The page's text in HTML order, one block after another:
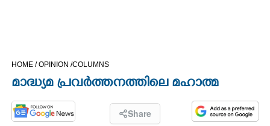
OPINION
HOME /OPINION /COLUMNS
മാദ്ധ്യമ പ്രവർത്തനത്തിലെ മഹാത്മ
Share